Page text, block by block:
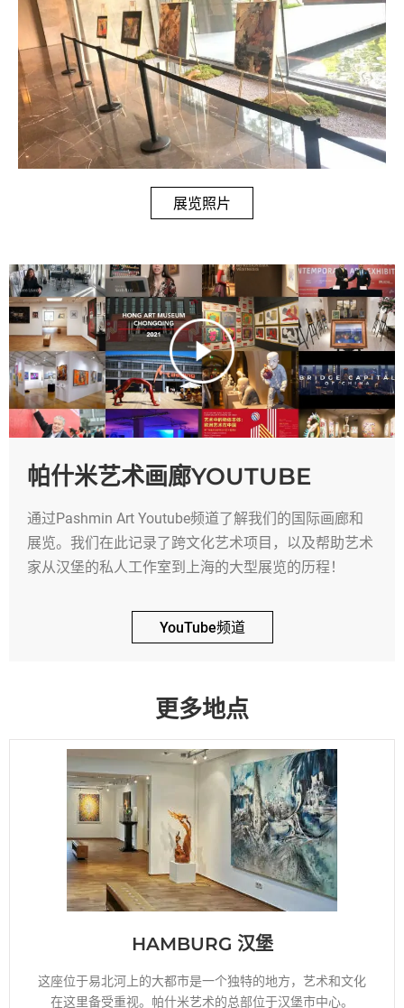
展览照片
帕什米艺术画廊YOUTUBE
通过Pashmin Art Youtube频道了解我们的国际画廊和
展览。我们在此记录了跨文化艺术项目，以及帮助艺术
家从汉堡的私人工作室到上海的大型展览的历程！
YouTube频道
更多地点
HAMBURG 汉堡
这座位于易北河上的大都市是一个独特的地方，艺术和文化
在这里备受重视。帕什米艺术的总部位于汉堡市中心。